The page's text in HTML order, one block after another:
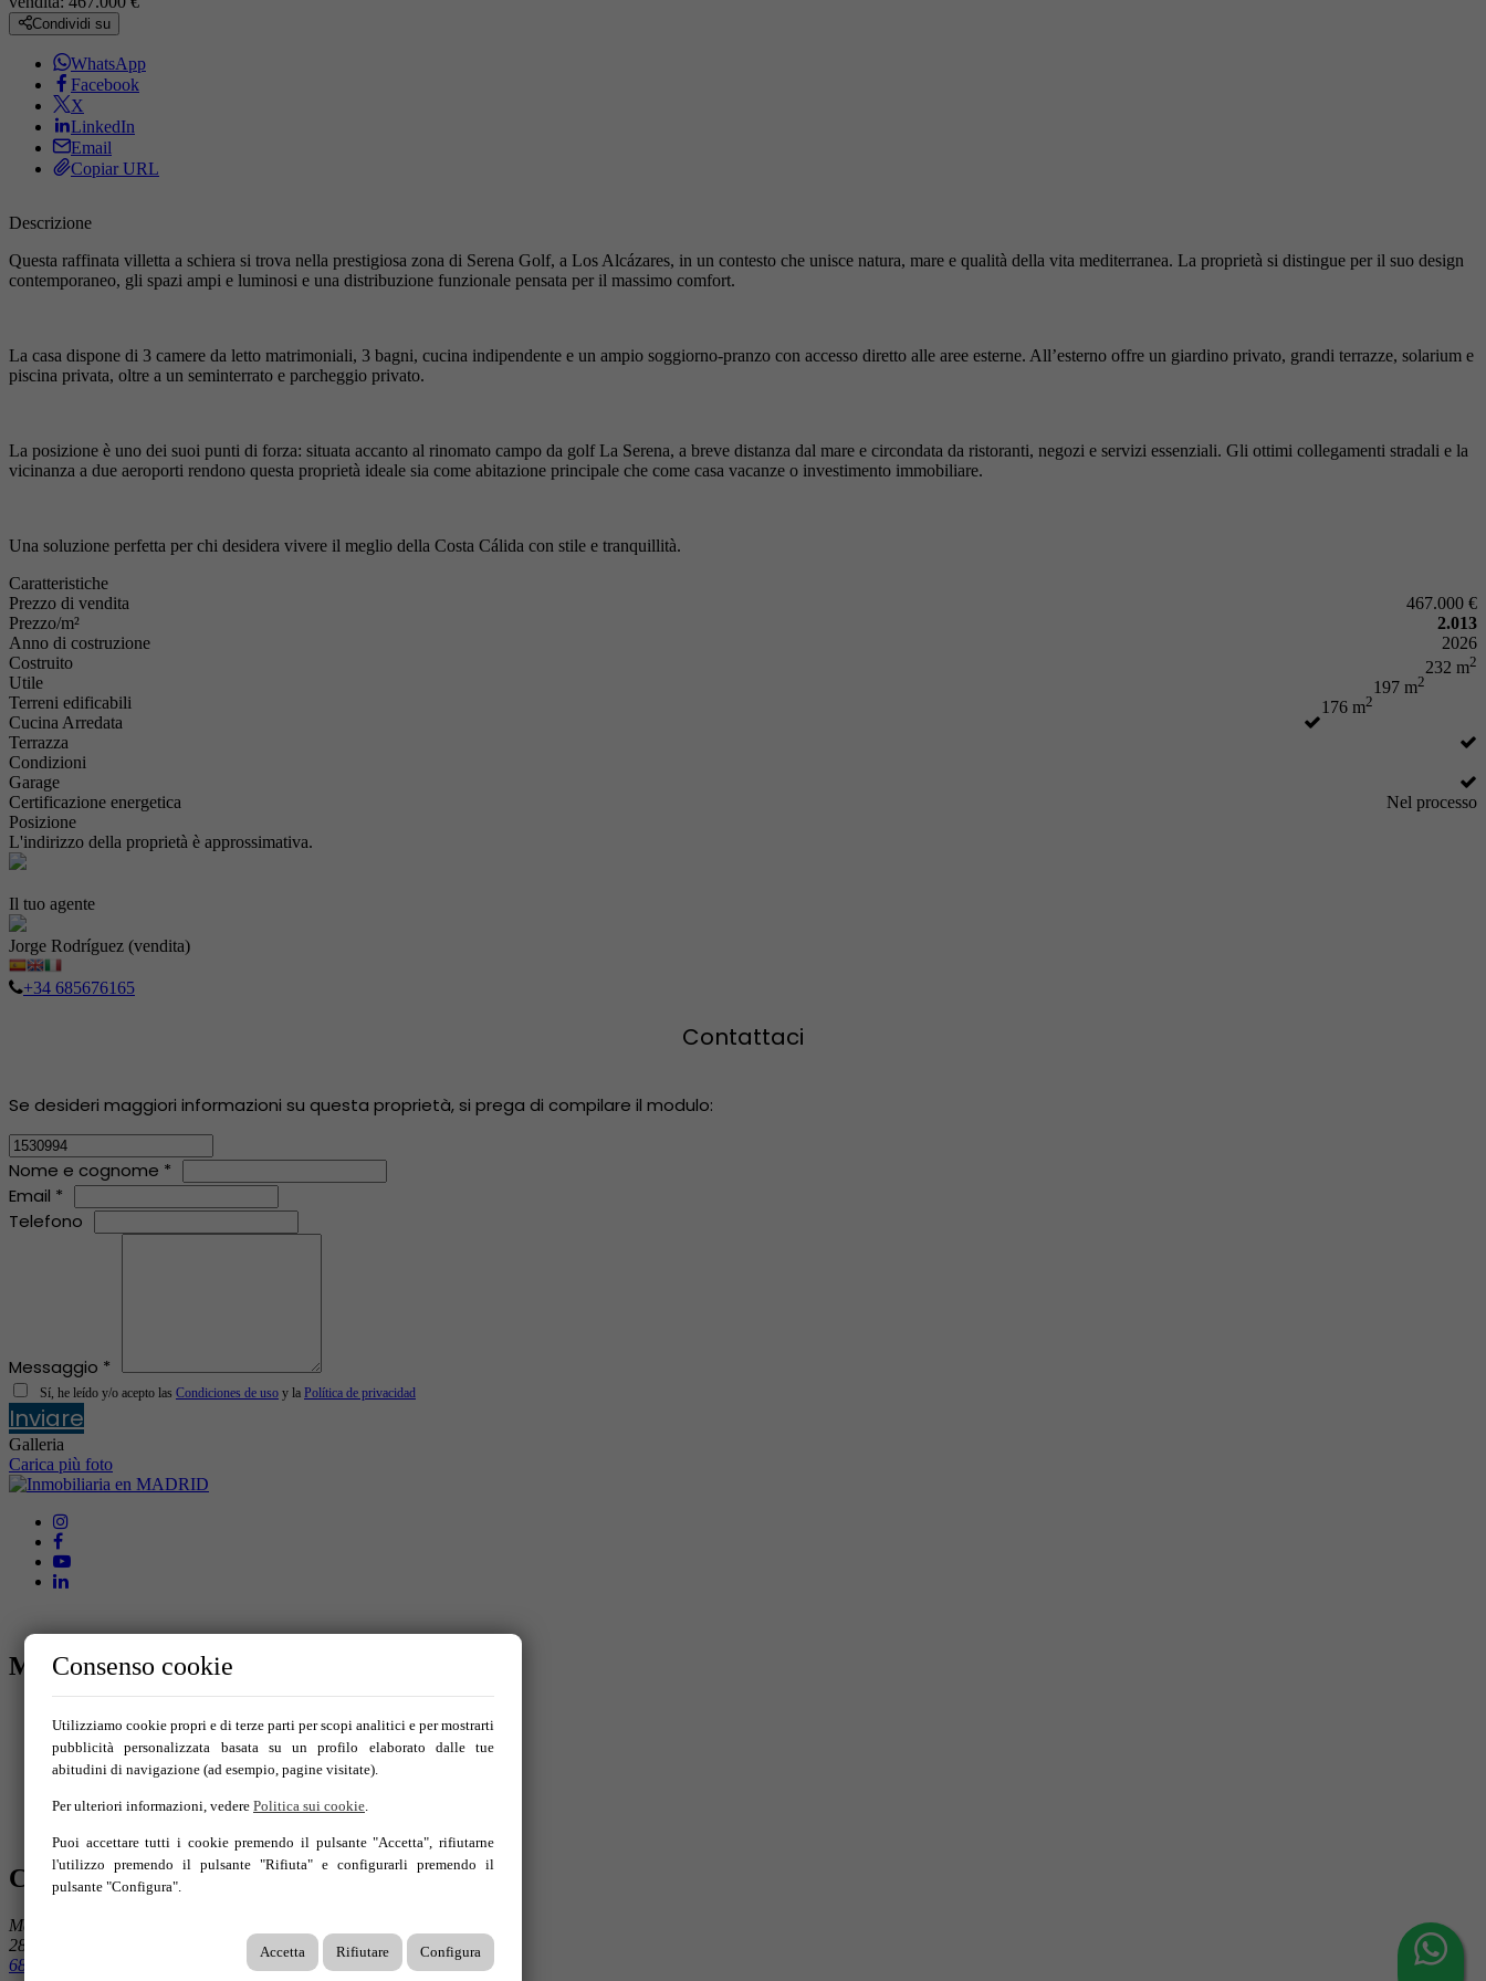
Condividi su
WhatsApp
Facebook
X
LinkedIn
Email
Copiar URL
Descrizione
Questa raffinata villetta a schiera si trova nella prestigiosa zona di Serena Golf, a Los Alcázares, in un contesto che unisce natura, mare e qualità della vita mediterranea. La proprietà si distingue per il suo design
contemporaneo, gli spazi ampi e luminosi e una distribuzione funzionale pensata per il massimo comfort.
La casa dispone di 3 camere da letto matrimoniali, 3 bagni, cucina indipendente e un ampio soggiorno-pranzo con accesso diretto alle aree esterne. All’esterno offre un giardino privato, grandi terrazze, solarium e
piscina privata, oltre a un seminterrato e parcheggio privato.
La posizione è uno dei suoi punti di forza: situata accanto al rinomato campo da golf La Serena, a breve distanza dal mare e circondata da ristoranti, negozi e servizi essenziali. Gli ottimi collegamenti stradali e la
vicinanza a due aeroporti rendono questa proprietà ideale sia come abitazione principale che come casa vacanze o investimento immobiliare.
Una soluzione perfetta per chi desidera vivere il meglio della Costa Cálida con stile e tranquillità.
Caratteristiche
Prezzo di vendita
467.000 €
Prezzo/m²
2.013
Anno di costruzione
2026
Costruito
232 m2
Utile 197 m2
Terreni edificabili 176 m2
Cucina Arredata
Terrazza
Condizioni
Garage
Certificazione energetica
Nel processo
Posizione
L'indirizzo della proprietà è approssimativa.
Il tuo agente
Jorge Rodríguez (vendita)
+34 685676165
Contattaci
Se desideri maggiori informazioni su questa proprietà, si prega di compilare il modulo:
Nome e cognome *
Email *
Telefono
Messaggio *
Sí, he leído y/o acepto las Condiciones de uso y la Política de privacidad
Inviare
Galleria
Carica più foto
MENÙ
Comprare
Affittare
Vendi la tua proprietà
Servizi
CONTATTACI
María de Molina 54
28006 MADRID
685 676 165
Consenso cookie
Utilizziamo cookie propri e di terze parti per scopi analitici e per mostrarti
pubblicità personalizzata basata su un profilo elaborato dalle tue
abitudini di navigazione (ad esempio, pagine visitate).
Per ulteriori informazioni, vedere Politica sui cookie.
Puoi accettare tutti i cookie premendo il pulsante "Accetta", rifiutarne
l'utilizzo premendo il pulsante "Rifiuta" e configurarli premendo il
pulsante "Configura".
Accetta Rifiutare Configura